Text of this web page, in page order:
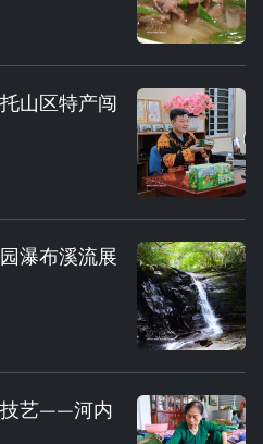
山区特产闯
瀑布溪流展
技艺——河内